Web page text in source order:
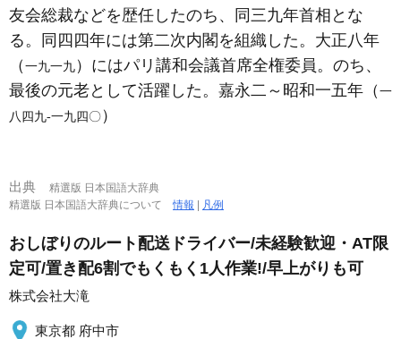
友会総裁などを歴任したのち、同三九年首相とな
る。同四四年には第二次内閣を組織した。大正八年
（一九一九）にはパリ講和会議首席全権委員。のち、
最後の元老として活躍した。嘉永二～昭和一五年（一
八四九‐一九四〇）
出典
精選版 日本国語大辞典
精選版 日本国語大辞典について情報 | 凡例
おしぼりのルート配送ドライバー/未経験歓迎・AT限
定可/置き配6割でもくもく1人作業!/早上がりも可
株式会社大滝
東京都 府中市